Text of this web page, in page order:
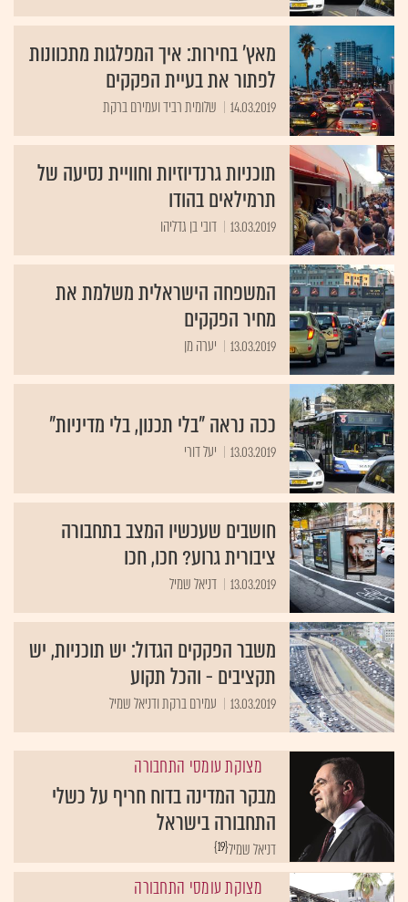
מאץ' בחירות: איך המפלגות מתכוונות
לפתור את בעיית הפקקים
14.03.2019 שלומית רביד ועמירם ברקת
תוכניות גרנדיוזיות וחוויית נסיעה של
תרמילאים בהודו
13.03.2019 דובי בן גדליהו
המשפחה הישראלית משלמת את
מחיר הפקקים
13.03.2019 יערה מן
ככה נראה "בלי תכנון, בלי מדיניות"
13.03.2019 יעל דורי
חושבים שעכשיו המצב בתחבורה
ציבורית גרוע? חכו, חכו
13.03.2019 דניאל שמיל
משבר הפקקים הגדול: יש תוכניות, יש
תקציבים - והכל תקוע
13.03.2019 עמירם ברקת ודניאל שמיל
מצוקת עומסי התחבורה
מבקר המדינה בדוח חריף על כשלי
התחבורה בישראל
{19}דניאל שמיל
מצוקת עומסי התחבורה